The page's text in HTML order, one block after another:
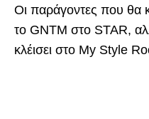
Οι παράγοντες που θα
το GNTM στο STAR,
κλέισει στο My Style